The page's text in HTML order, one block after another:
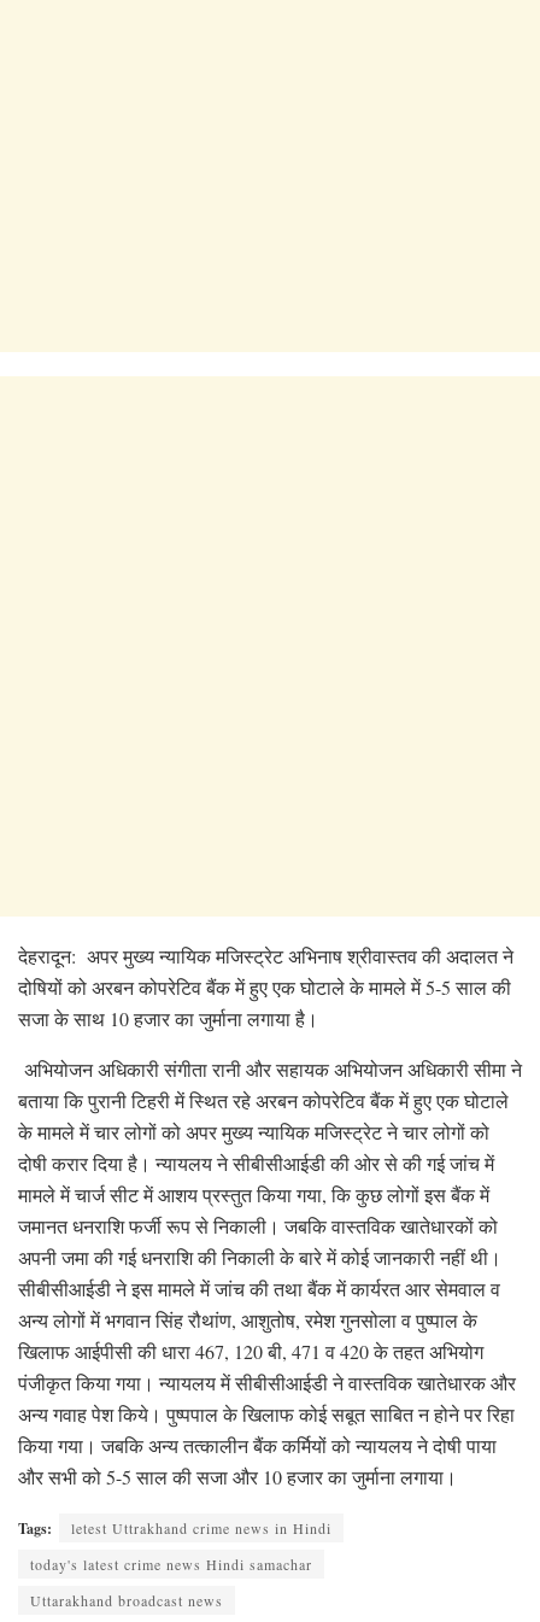
देहरादून: अपर मुख्य न्यायिक मजिस्ट्रेट अभिनाष श्रीवास्तव की अदालत ने
दोषियों को अरबन कोपरेटिव बैंक में हुए एक घोटाले के मामले में 5-5 साल की
सजा के साथ 10 हजार का जुर्माना लगाया है।
अभियोजन अधिकारी संगीता रानी और सहायक अभियोजन अधिकारी सीमा ने
बताया कि पुरानी टिहरी में स्थित रहे अरबन कोपरेटिव बैंक में हुए एक घोटाले
के मामले में चार लोगों को अपर मुख्य न्यायिक मजिस्ट्रेट ने चार लोगों को
दोषी करार दिया है। न्यायलय ने सीबीसीआईडी की ओर से की गई जांच में
मामले में चार्ज सीट में आशय प्रस्तुत किया गया, कि कुछ लोगों इस बैंक में
जमानत धनराशि फर्जी रूप से निकाली। जबकि वास्तविक खातेधारकों को
अपनी जमा की गई धनराशि की निकाली के बारे में कोई जानकारी नहीं थी।
सीबीसीआईडी ने इस मामले में जांच की तथा बैंक में कार्यरत आर सेमवाल व
अन्य लोगों में भगवान सिंह रौथांण, आशुतोष, रमेश गुनसोला व पुष्पाल के
खिलाफ आईपीसी की धारा 467, 120 बी, 471 व 420 के तहत अभियोग
पंजीकृत किया गया। न्यायलय में सीबीसीआईडी ने वास्तविक खातेधारक और
अन्य गवाह पेश किये। पुष्पपाल के खिलाफ कोई सबूत साबित न होने पर रिहा
किया गया। जबकि अन्य तत्कालीन बैंक कर्मियों को न्यायलय ने दोषी पाया
और सभी को 5-5 साल की सजा और 10 हजार का जुर्माना लगाया।
Tags:
letest Uttrakhand crime news in Hindi
today's latest crime news Hindi samachar
Uttarakhand broadcast news